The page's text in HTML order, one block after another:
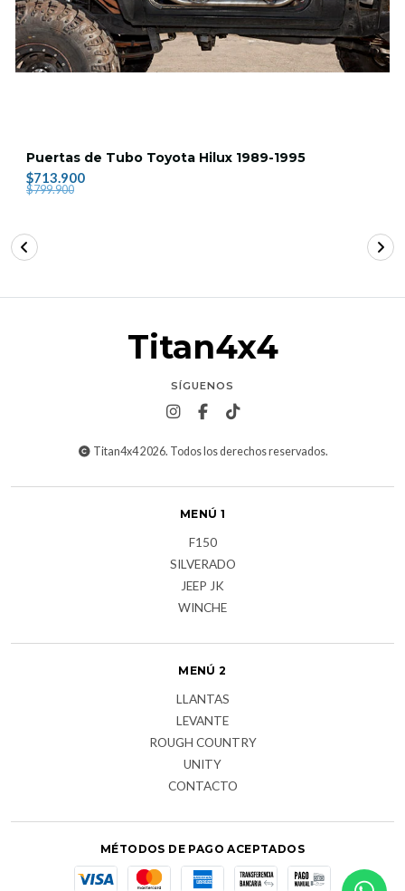
Puertas de Tubo Toyota Hilux 1989-1995
$713.900
$799.900
Titan4x4
SÍGUENOS
Titan4x4 2026. Todos los derechos reservados.
MENÚ 1
F150
SILVERADO
JEEP JK
WINCHE
MENÚ 2
LLANTAS
LEVANTE
ROUGH COUNTRY
UNITY
CONTACTO
MÉTODOS DE PAGO ACEPTADOS